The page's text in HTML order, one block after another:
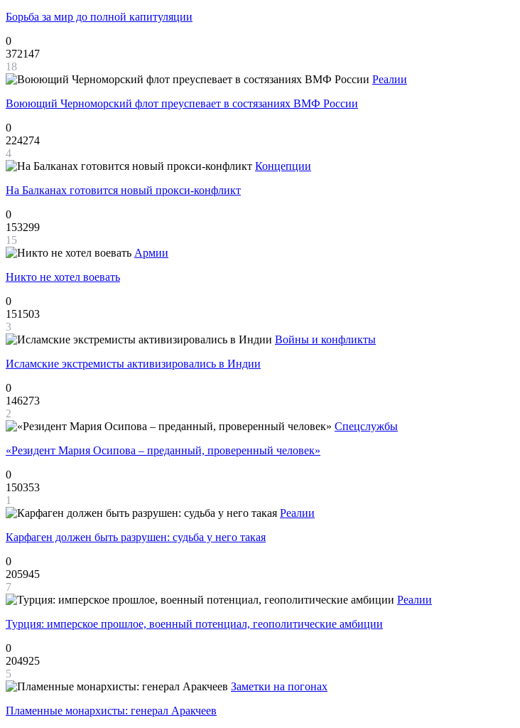
Борьба за мир до полной капитуляции
0
372147
18
Реалии
Воюющий Черноморский флот преуспевает в состязаниях ВМФ России
0
224274
4
Концепции
На Балканах готовится новый прокси-конфликт
0
153299
15
Армии
Никто не хотел воевать
0
151503
3
Войны и конфликты
Исламские экстремисты активизировались в Индии
0
146273
2
Спецслужбы
«Резидент Мария Осипова – преданный, проверенный человек»
0
150353
1
Реалии
Карфаген должен быть разрушен: судьба у него такая
0
205945
7
Реалии
Турция: имперское прошлое, военный потенциал, геополитические амбиции
0
204925
5
Заметки на погонах
Пламенные монархисты: генерал Аракчеев